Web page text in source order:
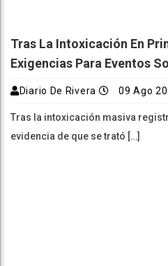
Tras La Intoxicación En
Exigencias Para Eventos
Diario De Rivera 09 Ago
Tras la intoxicación masiva
evidencia de que se trató […]